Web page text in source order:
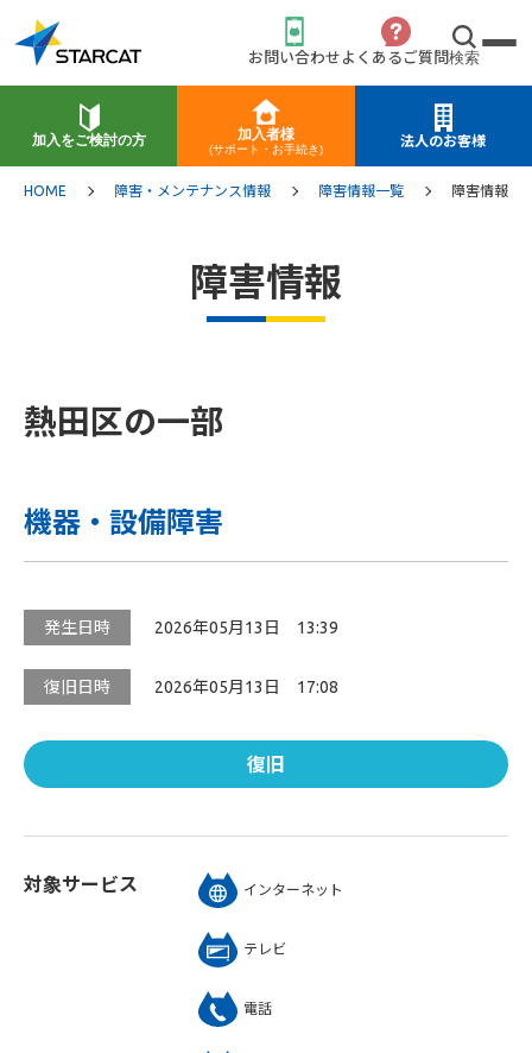
お問い合わせ よくあるご質問検索
加入をご検討の方 加入者様
(サポート・お手続き)
法人のお客様
HOME 障害・メンテナンス情報 障害情報一覧 障害情報
障害情報
熱田区の一部
機器・設備障害
発生日時 2026年05月13日 13:39
復旧日時 2026年05月13日 17:08
復旧
対象サービス インターネット
テレビ
電話